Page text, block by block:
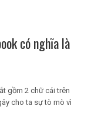
có nghĩa là
gồm 2 chữ cái trên
cho ta sự tò mò vì